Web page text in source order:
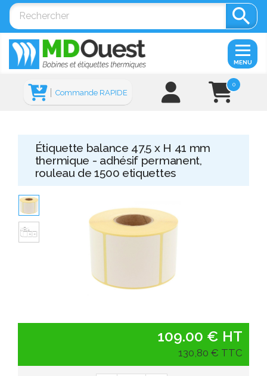

0
Commande RAPIDE
MENU
Étiquette balance 47,5 x H 41 mm
thermique - adhésif permanent,
rouleau de 1500 etiquettes
109.00 € HT
130,80 € TTC